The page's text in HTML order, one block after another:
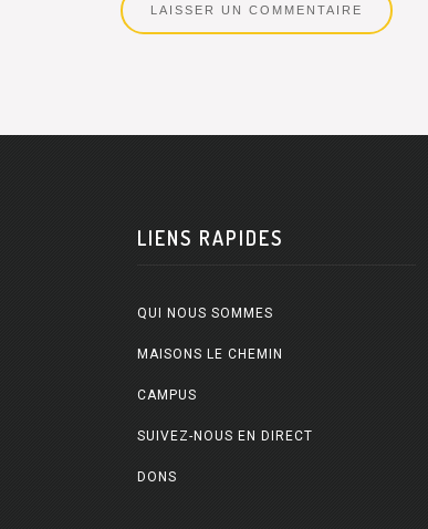
LIENS RAPIDES
QUI NOUS SOMMES
MAISONS LE CHEMIN
CAMPUS
SUIVEZ-NOUS EN DIRECT
DONS